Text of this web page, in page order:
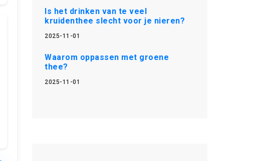
Is het drinken van te veel
kruidenthee slecht voor je nieren?
2025-11-01
Waarom oppassen met groene
thee?
2025-11-01